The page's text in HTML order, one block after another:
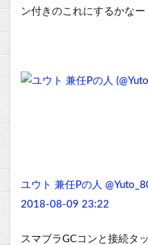
ン付きのこれにするかなー
ユウト 兼任Pの人
2018-08-09 23:22
スマブラGCコンと接続タ